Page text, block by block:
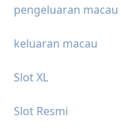
pengeluaran macau
keluaran macau
Slot XL
Slot Resmi